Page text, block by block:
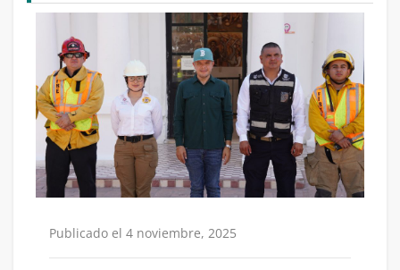
Publicado el 4 noviembre, 2025